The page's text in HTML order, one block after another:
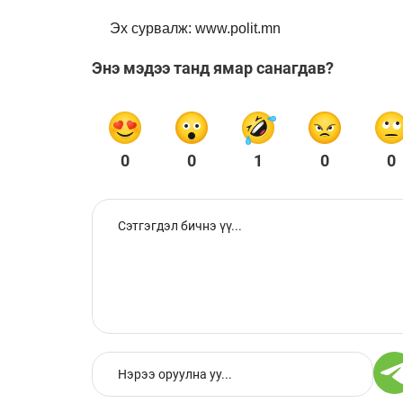
Эх сурвалж: www.polit.mn
Энэ мэдээ танд ямар санагдав?
0 0 1 0 0